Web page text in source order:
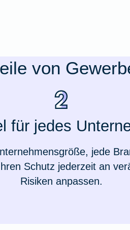
von
für jedes
jede
Schutz jederzeit an
Risiken anpassen.